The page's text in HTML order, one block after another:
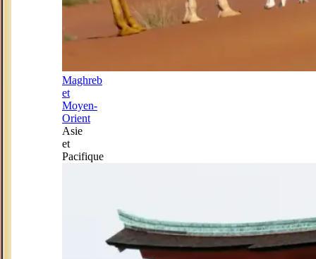
Maghreb
et
Moyen-
Orient
Asie
et
Pacifique